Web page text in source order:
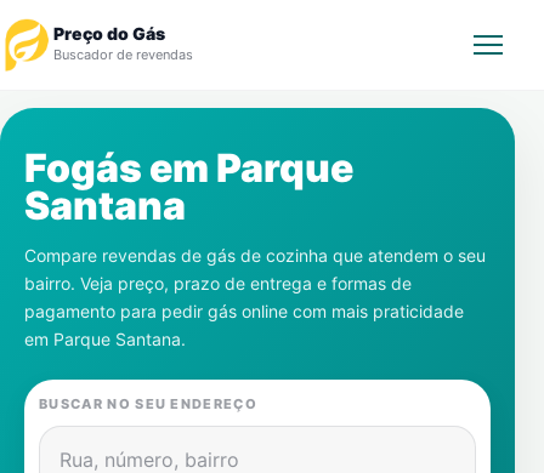
Preço do Gás
Buscador de revendas
Revendedor
Notícias
Cadastre-se
Gás
Contatos
Fogás em Parque
Santana
Compare revendas de gás de cozinha que atendem o seu
bairro. Veja preço, prazo de entrega e formas de
pagamento para pedir gás online com mais praticidade
em Parque Santana.
BUSCAR NO SEU ENDEREÇO
Rua, número, bairro